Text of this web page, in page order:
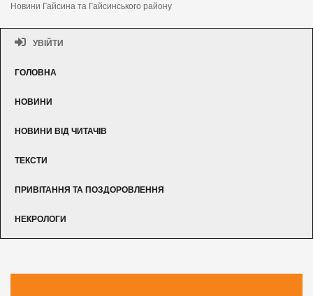
Новини Гайсина та Гайсинського району
УВІЙТИ
ГОЛОВНА
НОВИНИ
НОВИНИ ВІД ЧИТАЧІВ
ТЕКСТИ
ПРИВІТАННЯ ТА ПОЗДОРОВЛЕННЯ
НЕКРОЛОГИ